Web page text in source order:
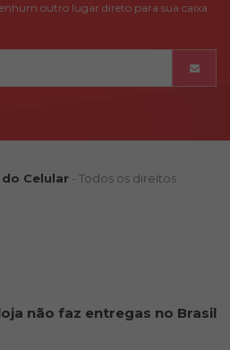
outro lugar direto para sua caixa
Celular - Todos os direitos
não faz entregas no Brasil